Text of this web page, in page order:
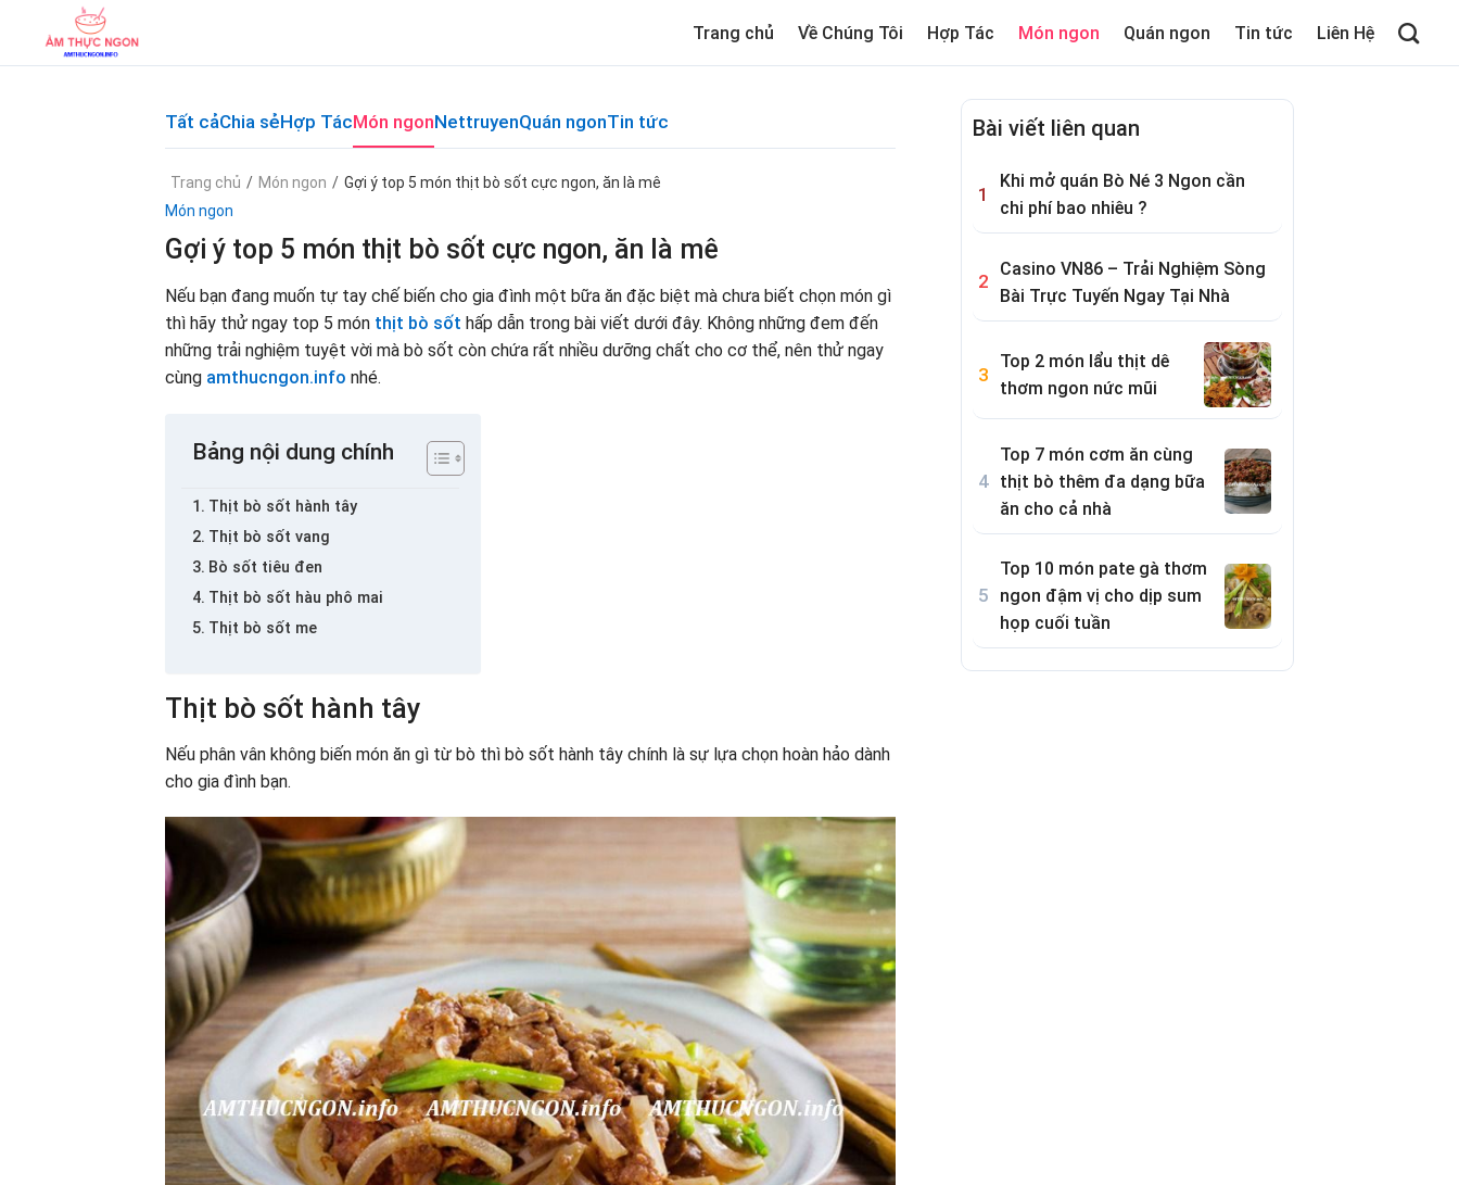
content
Trang chủ Về Chúng Tôi Hợp Tác Món ngon Quán ngon Tin tức Liên Hệ
Tất cảChia sẻHợp TácMón ngonNettruyenQuán ngonTin tức
Trang chủ / Món ngon / Gợi ý top 5 món thịt bò sốt cực ngon, ăn là mê
Món ngon
Gợi ý top 5 món thịt bò sốt cực ngon, ăn là mê
Nếu bạn đang muốn tự tay chế biến cho gia đình một bữa ăn đặc biệt mà chưa biết chọn món gì
thì hãy thử ngay top 5 món thịt bò sốt hấp dẫn trong bài viết dưới đây. Không những đem đến
những trải nghiệm tuyệt vời mà bò sốt còn chứa rất nhiều dưỡng chất cho cơ thể, nên thử ngay
cùng amthucngon.info nhé.
Bảng nội dung chính
Thịt bò sốt hành tây
Thịt bò sốt vang
Bò sốt tiêu đen
Thịt bò sốt hàu phô mai
Thịt bò sốt me
Thịt bò sốt hành tây
Nếu phân vân không biến món ăn gì từ bò thì bò sốt hành tây chính là sự lựa chọn hoàn hảo dành
cho gia đình bạn.
Bài viết liên quan
Khi mở quán Bò Né 3 Ngon cần
chi phí bao nhiêu ?
Casino VN86 – Trải Nghiệm Sòng
Bài Trực Tuyến Ngay Tại Nhà
Top 2 món lẩu thịt dê
thơm ngon nức mũi
Top 7 món cơm ăn cùng
thịt bò thêm đa dạng bữa
ăn cho cả nhà
Top 10 món pate gà thơm
ngon đậm vị cho dịp sum
họp cuối tuần